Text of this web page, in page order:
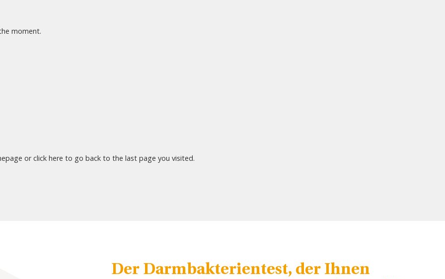
moment.
orclick here to go back to the last page you visited.
Der Darmbakterientest, der Ihnen